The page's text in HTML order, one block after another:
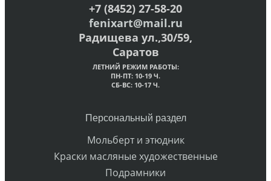
+7 (8452) 27-58-20
fenixart@mail.ru
Радищева ул.,30/59,
Саратов
ЛЕТНИЙ РЕЖИМ РАБОТЫ:
ПН-ПТ: 10-19 Ч.
СБ-ВС: 10-17 Ч.
Персональный раздел
Мольберт и этюдник
Краски масляные художественные
Подрамники